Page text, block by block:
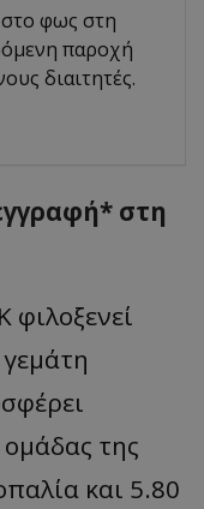
στο φως στη
παροχή
διαιτητές.
στη
της
και 5.80